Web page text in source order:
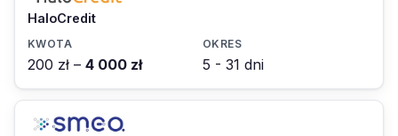
HaloCredit
200 zł – 4 000 zł 5 - 31 dni